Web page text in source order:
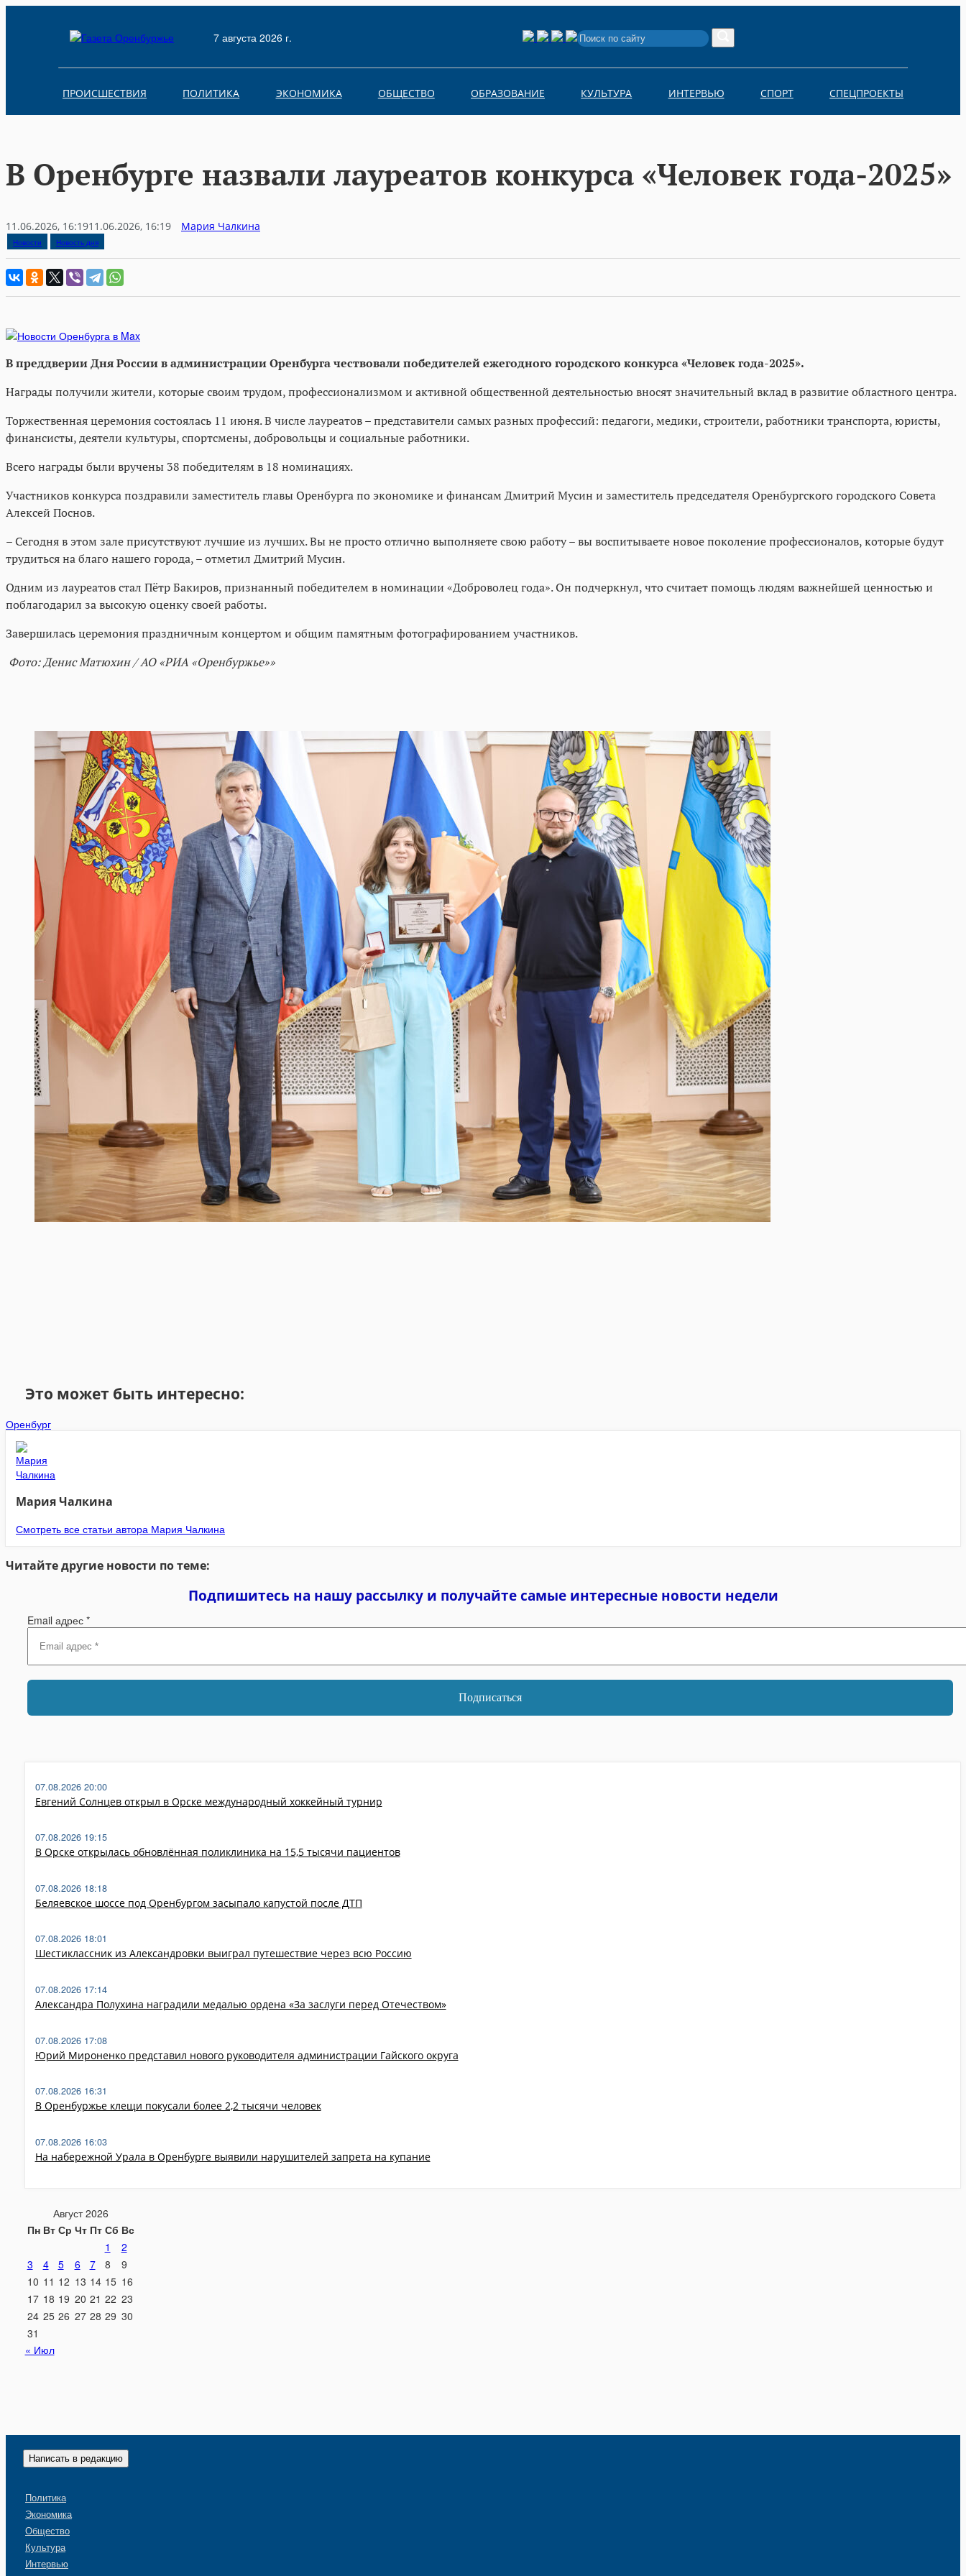
7 августа 2026 г.
Search
for:
ПРОИСШЕСТВИЯ ПОЛИТИКА ЭКОНОМИКА ОБЩЕСТВО ОБРАЗОВАНИЕ КУЛЬТУРА ИНТЕРВЬЮ СПОРТ СПЕЦПРОЕКТЫ
В Оренбурге назвали лауреатов конкурса «Человек года-2025»
11.06.2026, 16:1911.06.2026, 16:19 Мария Чалкина
Новости Новость дня
В преддверии Дня России в администрации Оренбурга чествовали победителей ежегодного городского конкурса «Человек года-2025».
Награды получили жители, которые своим трудом, профессионализмом и активной общественной деятельностью вносят значительный вклад в развитие областного центра.
Торжественная церемония состоялась 11 июня. В числе лауреатов – представители самых разных профессий: педагоги, медики, строители, работники транспорта, юристы,
финансисты, деятели культуры, спортсмены, добровольцы и социальные работники.
Всего награды были вручены 38 победителям в 18 номинациях.
Участников конкурса поздравили заместитель главы Оренбурга по экономике и финансам Дмитрий Мусин и заместитель председателя Оренбургского городского Совета
Алексей Поснов.
– Сегодня в этом зале присутствуют лучшие из лучших. Вы не просто отлично выполняете свою работу – вы воспитываете новое поколение профессионалов, которые будут
трудиться на благо нашего города, – отметил Дмитрий Мусин.
Одним из лауреатов стал Пётр Бакиров, признанный победителем в номинации «Доброволец года». Он подчеркнул, что считает помощь людям важнейшей ценностью и
поблагодарил за высокую оценку своей работы.
Завершилась церемония праздничным концертом и общим памятным фотографированием участников.
Фото: Денис Матюхин / АО «РИА «Оренбуржье»»
Это может быть интересно:
Оренбург
Мария Чалкина
Смотреть все статьи автора Мария Чалкина
Читайте другие новости по теме:
Подпишитесь на нашу рассылку и получайте самые интересные новости недели
Email адрес *
Евгений Солнцев открыл в Орске международный хоккейный турнир
07.08.2026 20:00
В Орске открылась обновлённая поликлиника на 15,5 тысячи пациентов
07.08.2026 19:15
Беляевское шоссе под Оренбургом засыпало капустой после ДТП
07.08.2026 18:18
Шестиклассник из Александровки выиграл путешествие через всю Россию
07.08.2026 18:01
Александра Полухина наградили медалью ордена «За заслуги перед Отечеством»
07.08.2026 17:14
Юрий Мироненко представил нового руководителя администрации Гайского округа
07.08.2026 17:08
В Оренбуржье клещи покусали более 2,2 тысячи человек
07.08.2026 16:31
На набережной Урала в Оренбурге выявили нарушителей запрета на купание
07.08.2026 16:03
Август 2026
Пн Вт Ср Чт Пт Сб Вс
1
2
3
4 5 6 7 8
9
10 11 12 13 14 15 16
17 18 19 20 21 22 23
24 25 26 27 28 29 30
31
« Июл
Написать в редакцию
Политика
Экономика
Общество
Культура
Интервью